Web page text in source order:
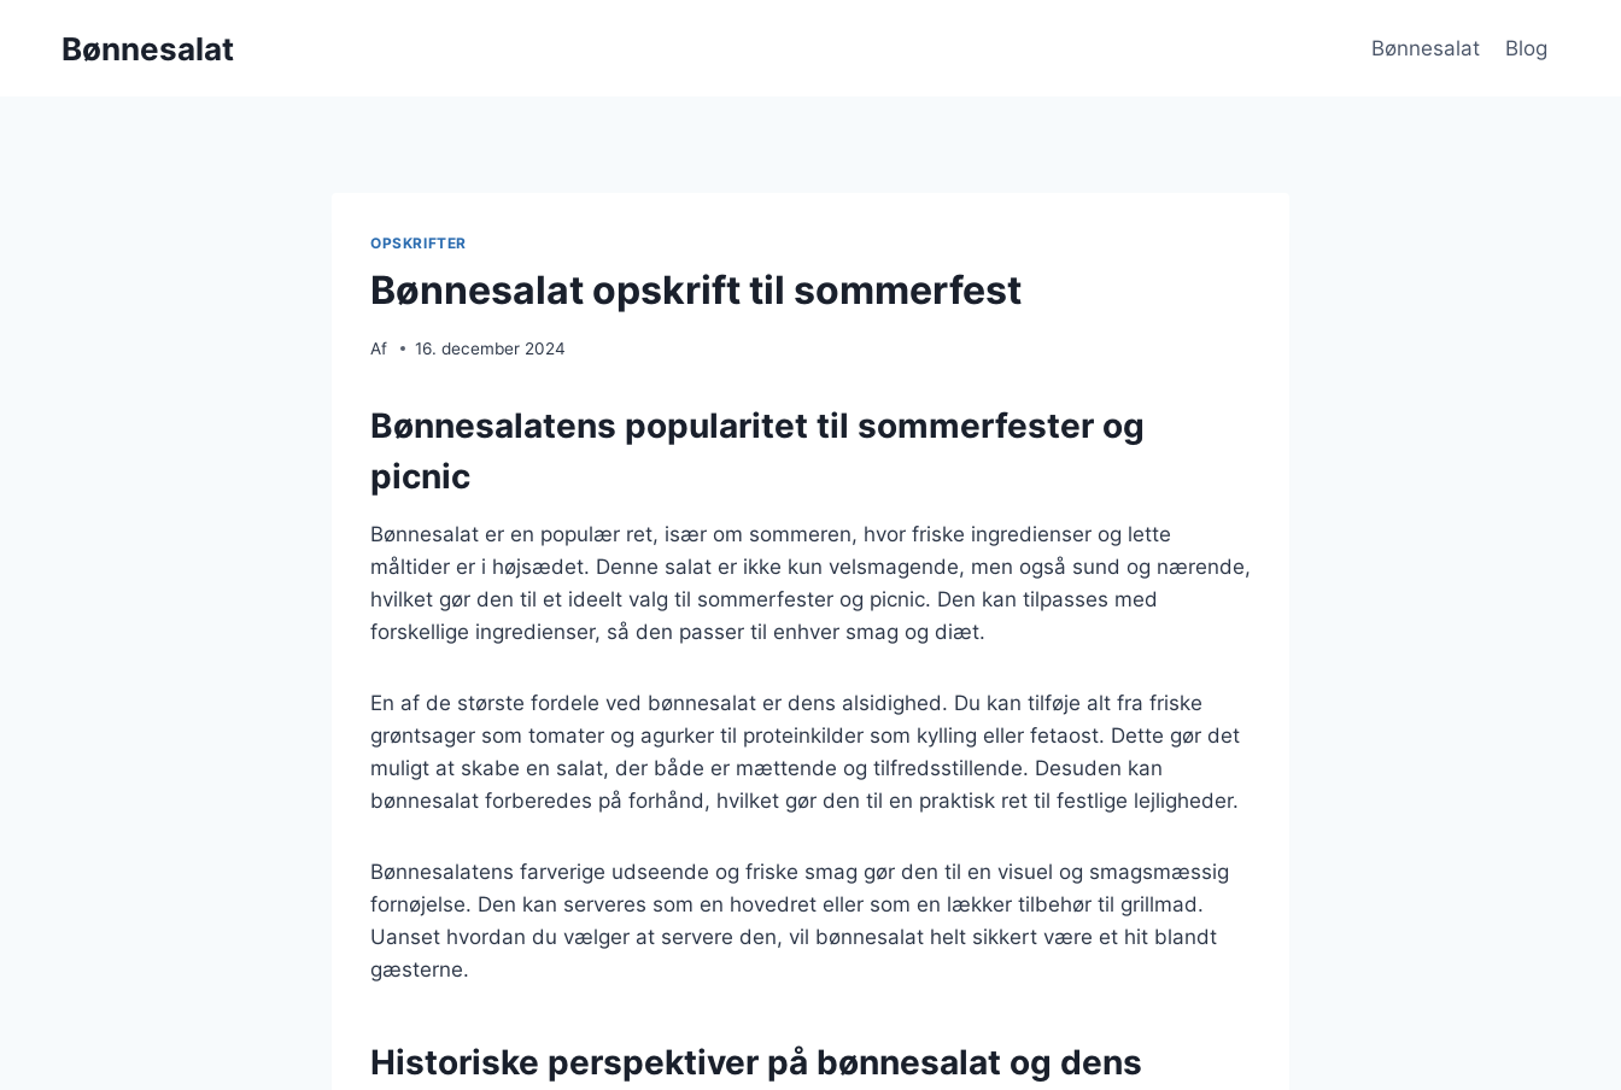
Bønnesalat Bønnesalat Blog
OPSKRIFTER
Bønnesalat opskrift til sommerfest
Af 16. december 2024
Bønnesalatens popularitet til sommerfester og
picnic
Bønnesalat er en populær ret, især om sommeren, hvor friske ingredienser og lette
måltider er i højsædet. Denne salat er ikke kun velsmagende, men også sund og nærende,
hvilket gør den til et ideelt valg til sommerfester og picnic. Den kan tilpasses med
forskellige ingredienser, så den passer til enhver smag og diæt.
En af de største fordele ved bønnesalat er dens alsidighed. Du kan tilføje alt fra friske
grøntsager som tomater og agurker til proteinkilder som kylling eller fetaost. Dette gør det
muligt at skabe en salat, der både er mættende og tilfredsstillende. Desuden kan
bønnesalat forberedes på forhånd, hvilket gør den til en praktisk ret til festlige lejligheder.
Bønnesalatens farverige udseende og friske smag gør den til en visuel og smagsmæssig
fornøjelse. Den kan serveres som en hovedret eller som en lækker tilbehør til grillmad.
Uanset hvordan du vælger at servere den, vil bønnesalat helt sikkert være et hit blandt
gæsterne.
Historiske perspektiver på bønnesalat og dens